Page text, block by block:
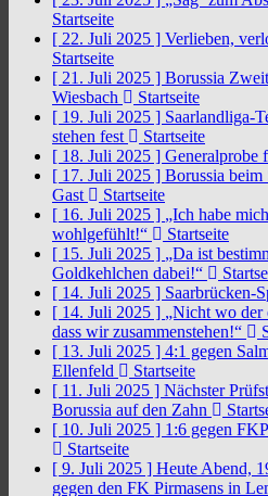
Startseite
[ 22. Juli 2025 ] Verlieben,
Startseite
[ 21. Juli 2025 ] Borussia
Wiesbach
Startseite
[ 19. Juli 2025 ] Saarlandliga-
stehen fest
Startseite
[ 18. Juli 2025 ] Generalprobe
[ 17. Juli 2025 ] Borussia beim
Gast
Startseite
[ 16. Juli 2025 ] „Ich habe
wohlgefühlt!“
Startseite
[ 15. Juli 2025 ] „Da ist
Goldkehlchen dabei!“
[ 14. Juli 2025 ] Saarbrücken-
[ 14. Juli 2025 ] „Nicht wo der
dass wir zusammenstehen!“
[ 13. Juli 2025 ] 4:1 gegen
Ellenfeld
Startseite
[ 11. Juli 2025 ] Nächster
Borussia auf den Zahn
[ 10. Juli 2025 ] 1:6 gegen
Startseite
[ 9. Juli 2025 ] Heute Abend,
gegen den FK Pirmasens in